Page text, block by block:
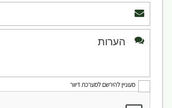
מעוניין להירשם למערכת דיוור